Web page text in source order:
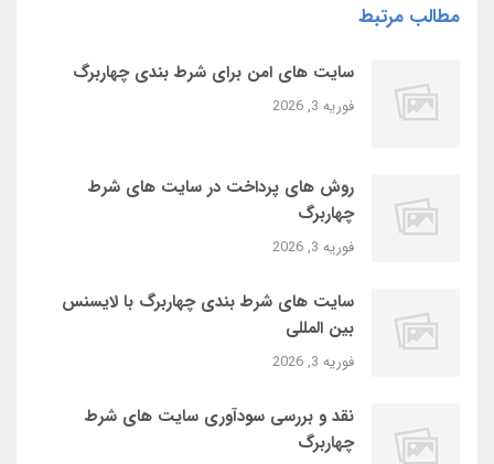
مطالب مرتبط
سایت‌ های امن برای شرط بندی چهاربرگ
فوریه 3, 2026
روش‌ های پرداخت در سایت‌ های شرط
چهاربرگ
فوریه 3, 2026
سایت‌ های شرط بندی چهاربرگ با لایسنس
بین‌ المللی
فوریه 3, 2026
نقد و بررسی سودآوری سایت‌ های شرط
چهاربرگ